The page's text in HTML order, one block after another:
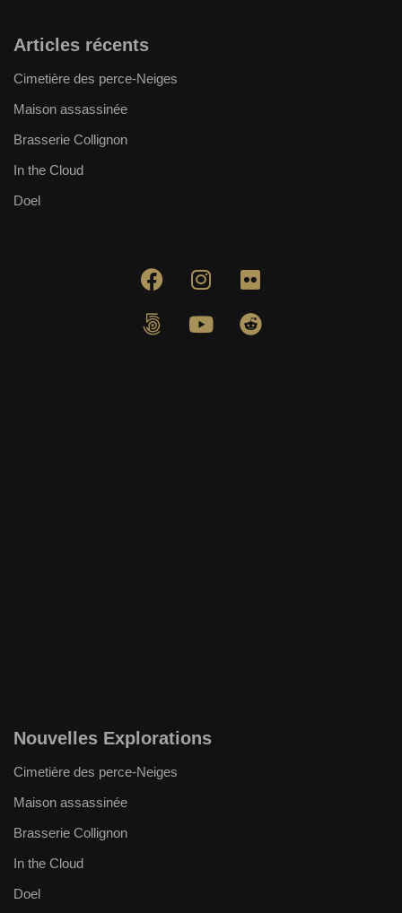
Articles récents
Cimetière des perce-Neiges
Maison assassinée
Brasserie Collignon
In the Cloud
Doel
Nouvelles Explorations
Cimetière des perce-Neiges
Maison assassinée
Brasserie Collignon
In the Cloud
Doel